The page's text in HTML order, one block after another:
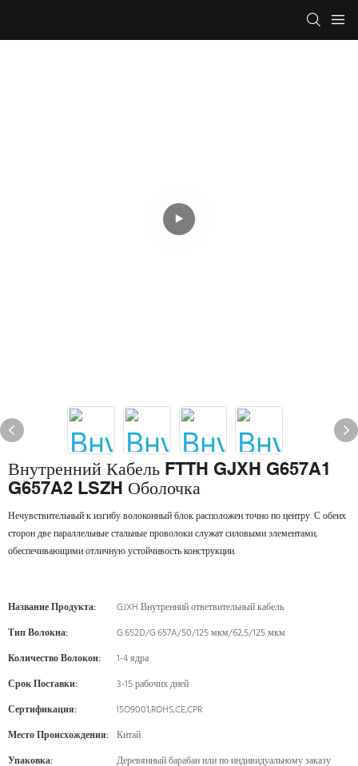
Внутренний Кабель FTTH GJXH G657A1
G657A2 LSZH Оболочка
Нечувствительный к изгибу волоконный блок расположен точно по центру. С обеих
сторон две параллельные стальные проволоки служат силовыми элементами,
обеспечивающими отличную устойчивость конструкции.
Название Продукта:
GJXH Внутренний ответвительный кабель
Тип Волокна:
G.652D/G.657A/50/125 мкм/62,5/125 мкм
Количество Волокон:
1-4 ядра
Срок Поставки:
3-15 рабочих дней
Сертификация:
ISO9001,ROHS,CE,CPR
Место Происхождения: Китай
Упаковка:
Деревянный барабан или по индивидуальному заказу